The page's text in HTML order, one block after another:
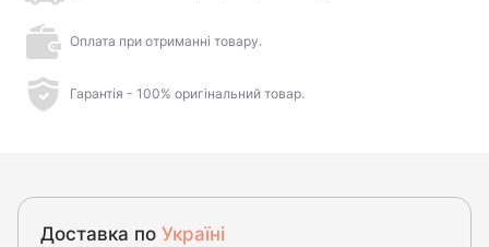
Оплата при отриманні товару.
Гарантія - 100% оригінальний товар.
Доставка по Україні